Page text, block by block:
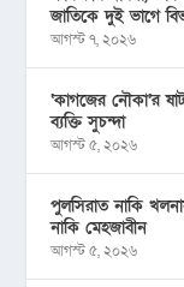
জাতিকে দুই ভাগে
আগস্ট ৭, ২০২৬
‘কাগজের নৌকা’র
ব্যক্তি সুচন্দা
আগস্ট ৫, ২০২৬
পুলসিরাত নাকি
নাকি মেহজাবীন
আগস্ট ৫, ২০২৬